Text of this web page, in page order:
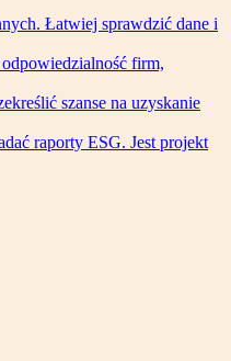
Łatwiej sprawdzić dane i
firm,
szanse na uzyskanie
raporty ESG. Jest projekt